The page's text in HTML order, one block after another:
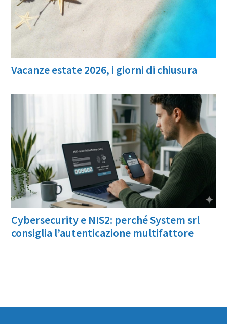
Vacanze estate 2026, i giorni di chiusura
Cybersecurity e NIS2: perché System srl
consiglia l’autenticazione multifattore